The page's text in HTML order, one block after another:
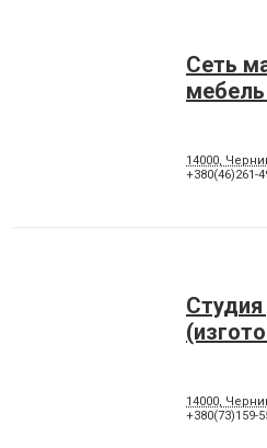
Сеть
14000,
+380(46)261-
14000,
+380(73)159-